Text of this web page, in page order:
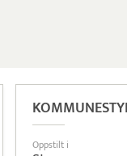
Oppstilt i